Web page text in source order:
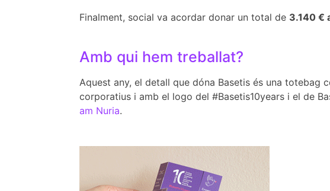
Finalment, social va acordar donar un total de 3.140 €
Amb qui hem treballat?
Aquest any, el detall que dóna Basetis és una totebag
corporatius i amb el logo del #Basetis10years i el de
am Nuria.